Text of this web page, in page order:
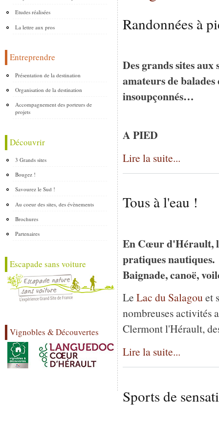
Etudes réalisées
La lettre aux pros
Entreprendre
Présentation de la destination
Organisation de la destination
Accompagnement des porteurs de
projets
Découvrir
3 Grands sites
Bougez !
Savourez le Sud !
Au coeur des sites, des évènements
Brochures
Partenaires
Escapade sans voiture
Vignobles & Découvertes
Randonnées à
Des grands sites
amateurs de
insoupçonnés…
A PIED
Lire la suite...
Tous à l'eau !
En Cœur d'Hérault,
pratiques nautiques.
Baignade, canoë,
Le Lac du Salagouet
nombreuses activités
Clermont l'Hérault,
Lire la suite...
Sports de